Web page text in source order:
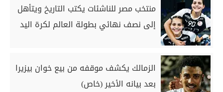
منتخب مصر للناشئات يكتب التاريخ ويتأهل
إلى نصف نهائي بطولة العالم لكرة اليد
الزمالك يكشف موقفه من بيع خوان بيزيرا
بعد بيانه الأخير (خاص)